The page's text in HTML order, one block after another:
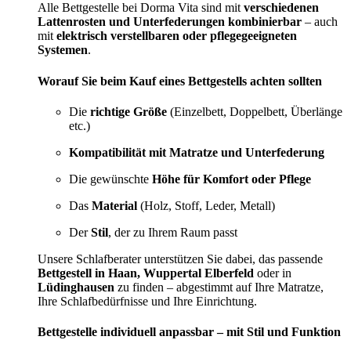
Alle Bettgestelle bei Dorma Vita sind mit verschiedenen
Lattenrosten und Unterfederungen kombinierbar – auch
mit elektrisch verstellbaren oder pflegegeeigneten
Systemen.
Worauf Sie beim Kauf eines Bettgestells achten sollten
Die richtige Größe (Einzelbett, Doppelbett, Überlänge
etc.)
Kompatibilität mit Matratze und Unterfederung
Die gewünschte Höhe für Komfort oder Pflege
Das Material (Holz, Stoff, Leder, Metall)
DerStil, der zu Ihrem Raum passt
Unsere Schlafberater unterstützen Sie dabei, das passende
Bettgestell in Haan, Wuppertal Elberfeld oder in
Lüdinghausen zu finden – abgestimmt auf Ihre Matratze,
Ihre Schlafbedürfnisse und Ihre Einrichtung.
Bettgestelle individuell anpassbar – mit Stil und Funktion